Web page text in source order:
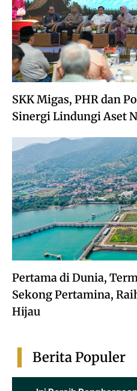
SKK Migas, PHR dan
Sinergi Lindungi Aset
Pertama di Dunia,
Sekong Pertamina,
Hijau
Berita Populer